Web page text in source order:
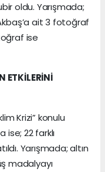
oldu. Yarışmada;
ait 3 fotoğraf
ise
ETKİLERİNİ
Krizi” konulu
ise; 22 farklı
Yarışmada; altın
madalyayı